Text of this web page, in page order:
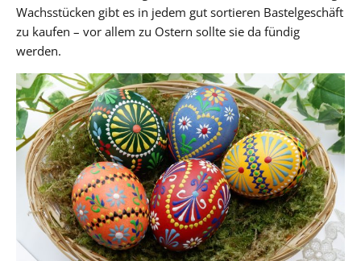
Wachsstücken gibt es in jedem gut sortieren Bastelgeschäft
zu kaufen – vor allem zu Ostern sollte sie da fündig
werden.